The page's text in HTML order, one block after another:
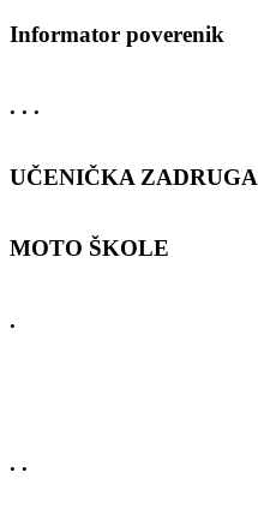
Informator poverenik
. . .
UČENIČKA ZADRUGA
MOTO ŠKOLE
.
. .